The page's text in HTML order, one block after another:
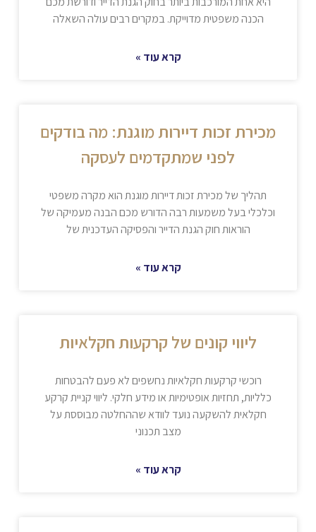
הכנה משפטית מדוייקת. במקרים רבים עולה השאלה
קרא עוד »
מכירת זכות דיירות מוגנת: מה בודקים
לפני שמתקדמים לעסקה
תהליך של מכירת זכות דיירות מוגנת הוא מקרה משפטי
וכלכלי בעל משמעות רבה הדורש מכם הבנה מעמיקה של
הוראות חוק הגנת הדייר והפסיקה העדכנית של
קרא עוד »
ליווי קונים של קרקעות חקלאיות
רוכשי קרקעות חקלאיות נחשפים לא פעם להבטחות
כלליות, תחזיות אופטימיות או מידע חלקי. ליווי קניית קרקע
חקלאית להשקעה נועד לוודא שההחלטה מבוססת על
מצב תכנוני
קרא עוד »